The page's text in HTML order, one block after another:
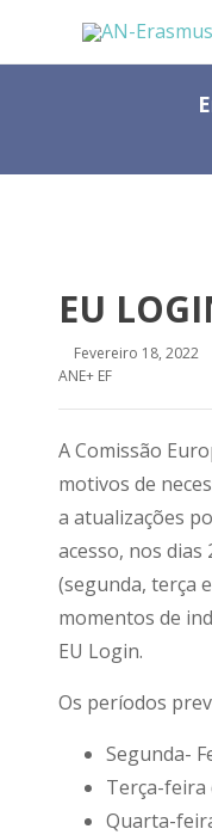
EU
Fevereiro 18, 2022
ANE+ EF
A Comissão
motivos de
a atualizações
acesso, nos dias
(segunda, terça
momentos de
EU Login.
Os períodos
Segunda-
Terça-feira
Quarta-